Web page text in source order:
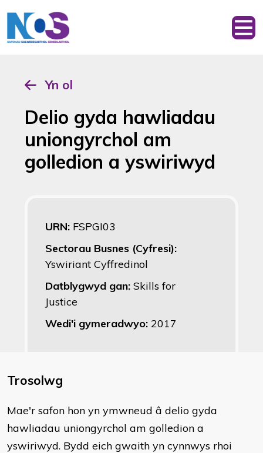
Yn ol
Delio gyda hawliadau
uniongyrchol am
golledion a yswiriwyd
URN: FSPGI03
Sectorau Busnes (Cyfresi):
Yswiriant Cyffredinol
Datblygwyd gan: Skills for
Justice
Wedi'i gymeradwyo: 2017
Trosolwg
Mae'r safon hon yn ymwneud â delio gyda
hawliadau uniongyrchol am golledion a
yswiriwyd. Bydd eich gwaith yn cynnwys rhoi